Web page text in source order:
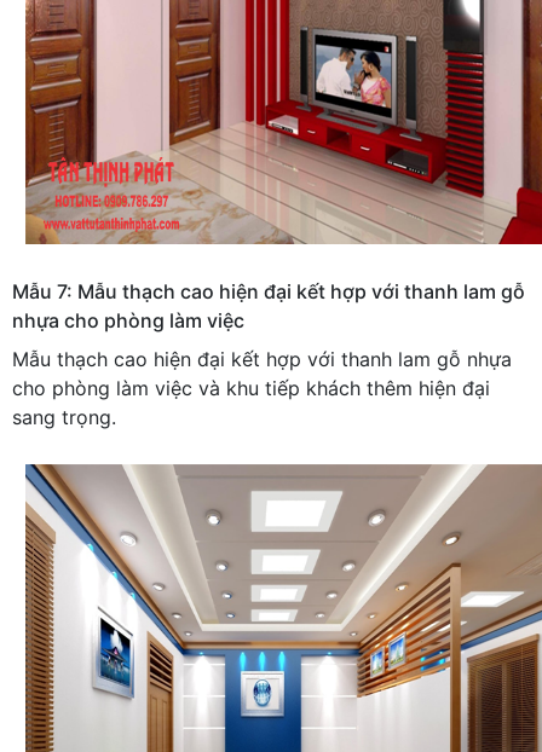
Mẫu 7: Mẫu thạch cao hiện đại kết hợp với thanh lam gỗ
nhựa cho phòng làm việc
Mẫu thạch cao hiện đại kết hợp với thanh lam gỗ nhựa
cho phòng làm việc và khu tiếp khách thêm hiện đại
sang trọng.